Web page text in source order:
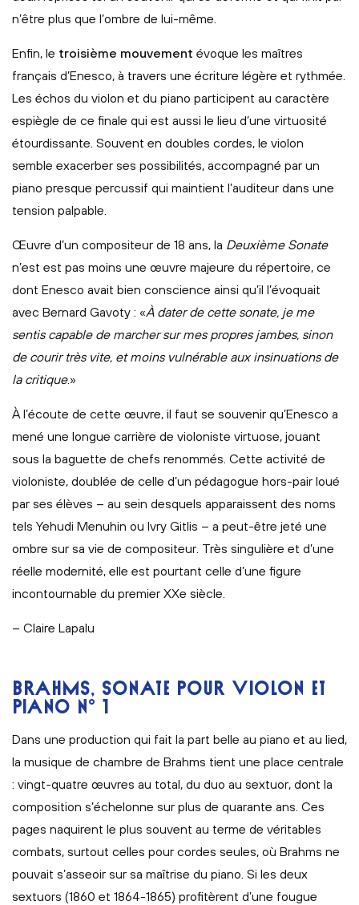
n’être plus que l’ombre de lui-même.
Enfin, le troisième mouvement évoque les maîtres
français d’Enesco, à travers une écriture légère et rythmée.
Les échos du violon et du piano participent au caractère
espiègle de ce finale qui est aussi le lieu d’une virtuosité
étourdissante. Souvent en doubles cordes, le violon
semble exacerber ses possibilités, accompagné par un
piano presque percussif qui maintient l’auditeur dans une
tension palpable.
Œuvre d’un compositeur de 18 ans, la Deuxième Sonate
n’est est pas moins une œuvre majeure du répertoire, ce
dont Enesco avait bien conscience ainsi qu’il l’évoquait
avec Bernard Gavoty : «À dater de cette sonate, je me
sentis capable de marcher sur mes propres jambes, sinon
de courir très vite, et moins vulnérable aux insinuations de
la critique.»
À l’écoute de cette œuvre, il faut se souvenir qu’Enesco a
mené une longue carrière de violoniste virtuose, jouant
sous la baguette de chefs renommés. Cette activité de
violoniste, doublée de celle d’un pédagogue hors-pair loué
par ses élèves – au sein desquels apparaissent des noms
tels Yehudi Menuhin ou Ivry Gitlis – a peut-être jeté une
ombre sur sa vie de compositeur. Très singulière et d’une
réelle modernité, elle est pourtant celle d’une figure
incontournable du premier XXe siècle.
– Claire Lapalu
BRAHMS, SONATE POUR VIOLON ET
PIANO N° 1
Dans une production qui fait la part belle au piano et au lied,
la musique de chambre de Brahms tient une place centrale
: vingt-quatre œuvres au total, du duo au sextuor, dont la
composition s’échelonne sur plus de quarante ans. Ces
pages naquirent le plus souvent au terme de véritables
combats, surtout celles pour cordes seules, où Brahms ne
pouvait s’asseoir sur sa maîtrise du piano. Si les deux
sextuors (1860 et 1864-1865) profitèrent d’une fougue